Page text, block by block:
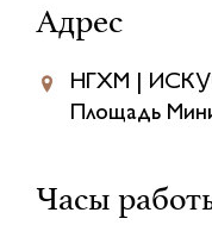
Адрес
НГХМ |
Площадь
Часы